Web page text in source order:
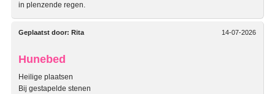
in plenzende regen.
14-07-2026
Geplaatst door: Rita
Hunebed
Heilige plaatsen
Bij gestapelde stenen